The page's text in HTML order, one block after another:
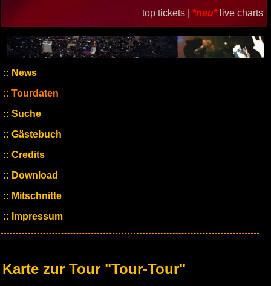
top tickets | *neu* live charts
News
Tourdaten
Suche
Gästebuch
Credits
Download
Mitschnitte
Impressum
Karte zur Tour "Tour-Tour"